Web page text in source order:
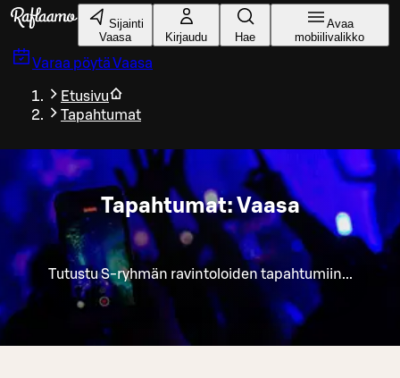
Siirry pääsisältöön
Sijainti
Vaasa
Kirjaudu Hae
Avaa
mobiilivalikko
Varaa pöytäVaasa
Etusivu
Tapahtumat
Tapahtumat: Vaasa
Tutustu S-ryhmän ravintoloiden tapahtumiin...